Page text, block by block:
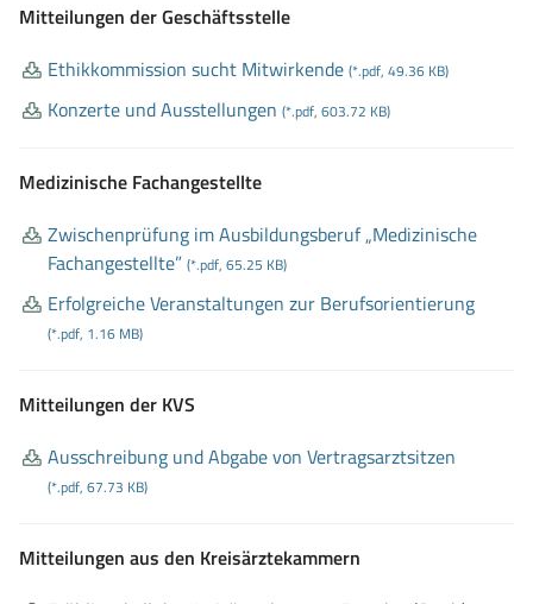
Mitteilungen der Geschäftsstelle
Ethikkommission sucht Mitwirkende (*.pdf, 49.36 KB)
Konzerte und Ausstellungen (*.pdf, 603.72 KB)
Medizinische Fachangestellte
Zwischenprüfung im Ausbildungsberuf „Medizinische
Fachangestellte” (*.pdf, 65.25 KB)
Erfolgreiche Veranstaltungen zur Berufsorientierung
(*.pdf, 1.16 MB)
Mitteilungen der KVS
Ausschreibung und Abgabe von Vertragsarztsitzen
(*.pdf, 67.73 KB)
Mitteilungen aus den Kreisärztekammern